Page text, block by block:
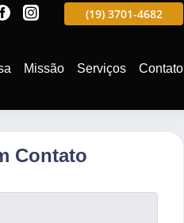
4988 (19) 3701-4682
Missão Serviços Contato
Contato